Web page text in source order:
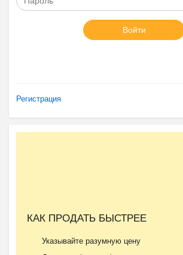
Войти
Регистрация
КАК ПРОДАТЬ БЫСТРЕЕ
Указывайте разумную цену